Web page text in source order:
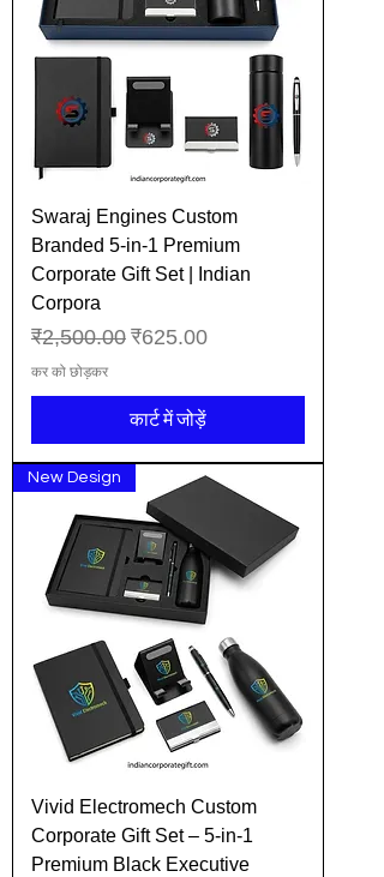
Swaraj Engines Custom
Branded 5-in-1 Premium
Corporate Gift Set | Indian
Corpora
नियमित मूल्य
₹2,500.00 बिक्री मूल्य
₹625.00
कर को छोड़कर
कार्ट में जोड़ें
New Design
Vivid Electromech Custom
Corporate Gift Set – 5-in-1
Premium Black Executive